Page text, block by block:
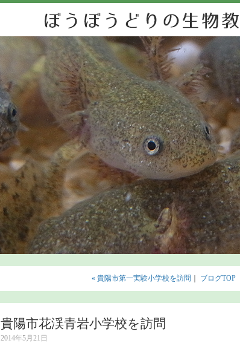
« 貴陽市第一実験小学校を訪問 ブログTOP｜
貴陽市花渓青岩小学校を訪問
2014年5月21日